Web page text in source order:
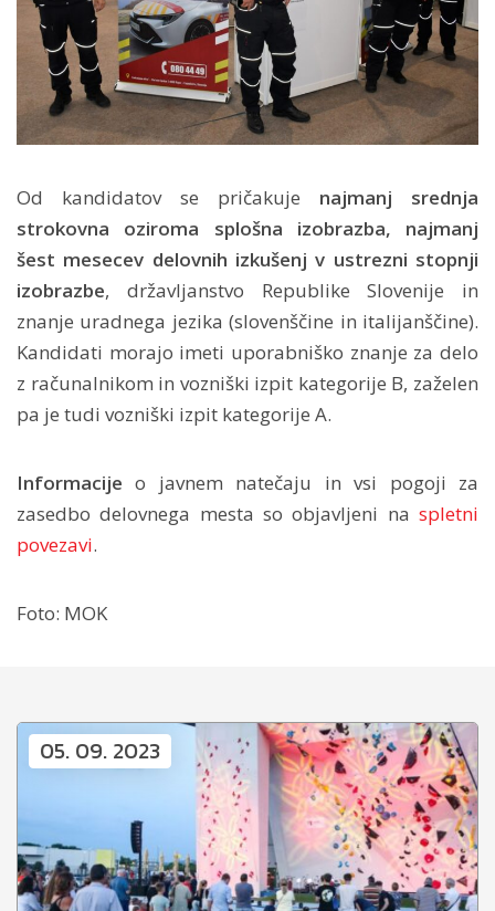
Od kandidatov se pričakuje najmanj srednja
strokovna oziroma splošna izobrazba, najmanj
šest mesecev delovnih izkušenj v ustrezni stopnji
izobrazbe, državljanstvo Republike Slovenije in
znanje uradnega jezika (slovenščine in italijanščine).
Kandidati morajo imeti uporabniško znanje za delo
z računalnikom in vozniški izpit kategorije B, zaželen
pa je tudi vozniški izpit kategorije A.
Informacije o javnem natečaju in vsi pogoji za
zasedbo delovnega mesta so objavljeni na spletni
povezavi.
Foto: MOK
05. 09. 2023